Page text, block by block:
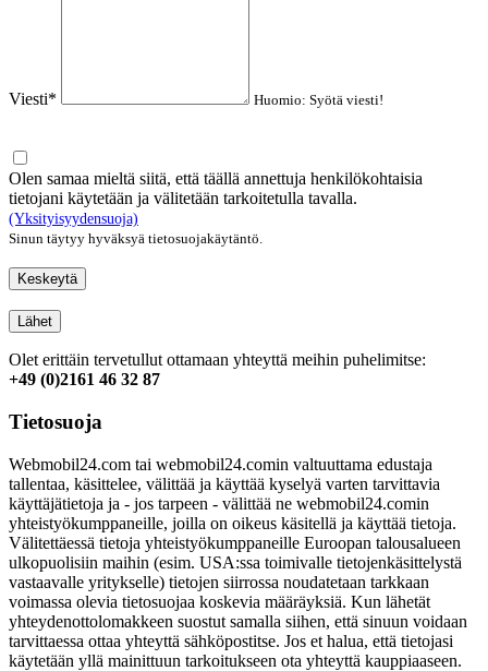
Viesti* Huomio: Syötä viesti!
Olen samaa mieltä siitä, että täällä annettuja henkilökohtaisia
tietojani käytetään ja välitetään tarkoitetulla tavalla.
(Yksityisyydensuoja)
Sinun täytyy hyväksyä tietosuojakäytäntö.
Keskeytä
Lähet
Olet erittäin tervetullut ottamaan yhteyttä meihin puhelimitse:
+49 (0)2161 46 32 87
Tietosuoja
Webmobil24.com tai webmobil24.comin valtuuttama edustaja
tallentaa, käsittelee, välittää ja käyttää kyselyä varten tarvittavia
käyttäjätietoja ja - jos tarpeen - välittää ne webmobil24.comin
yhteistyökumppaneille, joilla on oikeus käsitellä ja käyttää tietoja.
Välitettäessä tietoja yhteistyökumppaneille Euroopan talousalueen
ulkopuolisiin maihin (esim. USA:ssa toimivalle tietojenkäsittelystä
vastaavalle yritykselle) tietojen siirrossa noudatetaan tarkkaan
voimassa olevia tietosuojaa koskevia määräyksiä. Kun lähetät
yhteydenottolomakkeen suostut samalla siihen, että sinuun voidaan
tarvittaessa ottaa yhteyttä sähköpostitse. Jos et halua, että tietojasi
käytetään yllä mainittuun tarkoitukseen ota yhteyttä kauppiaaseen.